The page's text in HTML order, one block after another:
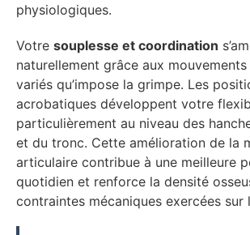
physiologiques.
Votre souplesse et coordination
naturellement grâce aux
variés qu’impose la grimpe. Les
acrobatiques développent votre
particulièrement au niveau des
et du tronc. Cette amélioration de la
articulaire contribue à une meilleure
quotidien et renforce la densité
contraintes mécaniques exercées sur